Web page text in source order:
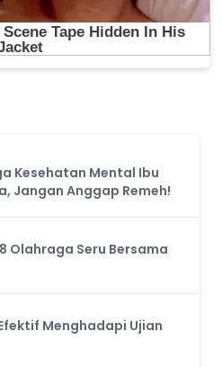
Kesehatan Mental Ibu
Jangan Anggap Remeh!
Olahraga Seru Bersama
Menghadapi Ujian